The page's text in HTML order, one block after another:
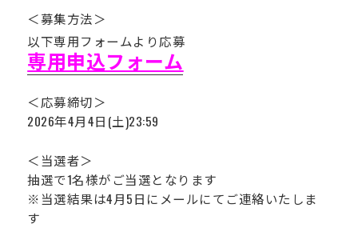
＜募集方法＞
以下専用フォームより応募
専用申込フォーム
＜応募締切＞
2026年4月4日(土)23:59
＜当選者＞
抽選で1名様がご当選となります
※当選結果は4月5日にメールにてご連絡いたしま
す